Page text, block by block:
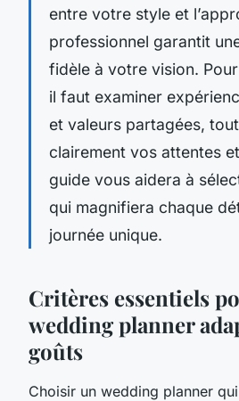
entre votre style et
professionnel garantit
fidèle à votre vision.
il faut examiner
et valeurs partagées,
clairement vos attentes
guide vous aidera à
qui magnifiera chaque
journée unique.
Critères essentiels
wedding planner
goûts
Choisir un wedding planner